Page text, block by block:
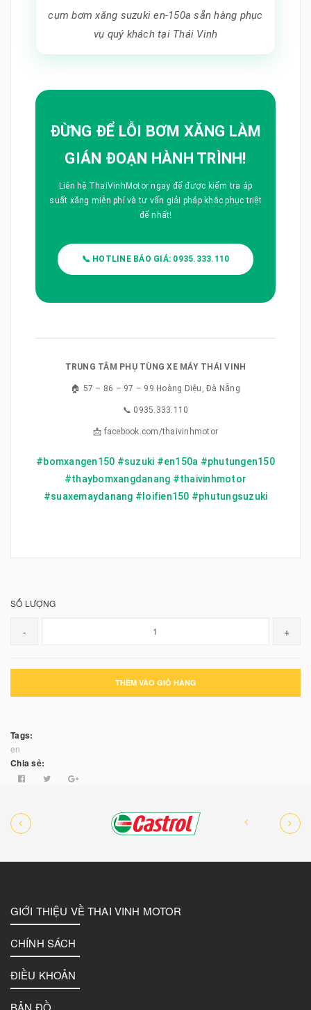
cụm bơm xăng suzuki en-150a sẵn hàng phục
vụ quý khách tại Thái Vinh
ĐỪNG ĐỂ LỖI BƠM XĂNG LÀM
GIÁN ĐOẠN HÀNH TRÌNH!
Liên hệ ThaiVinhMotor ngay để được kiểm tra áp
suất xăng miễn phí và tư vấn giải pháp khắc phục triệt
để nhất!
📞 HOTLINE BÁO GIÁ: 0935.333.110
TRUNG TÂM PHỤ TÙNG XE MÁY THÁI VINH
🏠 57 – 86 – 97 – 99 Hoàng Diệu, Đà Nẵng
📞 0935.333.110
📩 facebook.com/thaivinhmotor
#bomxangen150 #suzuki #en150a #phutungen150
#thaybomxangdanang #thaivinhmotor
#suaxemaydanang #loifien150 #phutungsuzuki
SỐ LƯỢNG
- +
THÊM VÀO GIỎ HÀNG
Tags:
en
Chia sẻ:
GIỚI THIỆU VỀ THAI VINH MOTOR
CHÍNH SÁCH
ĐIỀU KHOẢN
BẢN ĐỒ